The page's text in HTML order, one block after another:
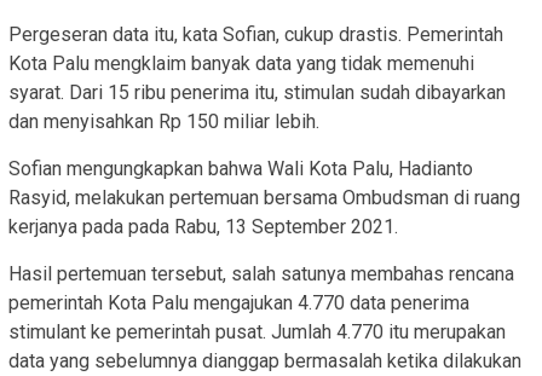
Pergeseran data itu, kata Sofian, cukup drastis. Pemerintah
Kota Palu mengklaim banyak data yang tidak memenuhi
syarat. Dari 15 ribu penerima itu, stimulan sudah dibayarkan
dan menyisahkan Rp 150 miliar lebih.
Sofian mengungkapkan bahwa Wali Kota Palu, Hadianto
Rasyid, melakukan pertemuan bersama Ombudsman di ruang
kerjanya pada pada Rabu, 13 September 2021.
Hasil pertemuan tersebut, salah satunya membahas rencana
pemerintah Kota Palu mengajukan 4.770 data penerima
stimulant ke pemerintah pusat. Jumlah 4.770 itu merupakan
data yang sebelumnya dianggap bermasalah ketika dilakukan